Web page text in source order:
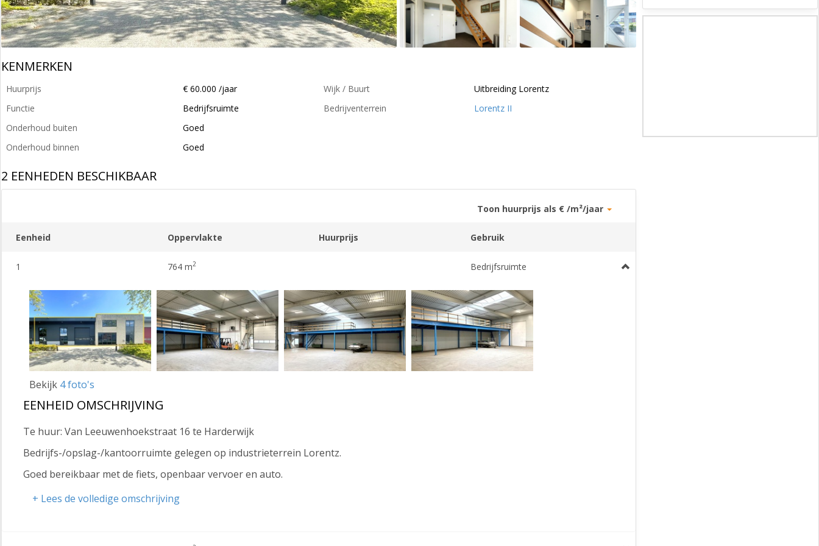
KENMERKEN
Huurprijs
€ 60.000 /jaar
Functie
Bedrijfsruimte
Onderhoud buiten
Goed
Onderhoud binnen
Goed
Wijk / Buurt
Uitbreiding Lorentz
Bedrijventerrein
Lorentz II
2 EENHEDEN BESCHIKBAAR
Toon huurprijs als € /m²/jaar
Eenheid Oppervlakte Huurprijs Gebruik
1 764 m2 Bedrijfsruimte
Bekijk 4 foto's
EENHEID OMSCHRIJVING
Te huur: Van Leeuwenhoekstraat 16 te Harderwijk
Bedrijfs-/opslag-/kantoorruimte gelegen op industrieterrein Lorentz.
Goed bereikbaar met de fiets, openbaar vervoer en auto.
VERHUURBARE VLOEROPPERVLAKTE
+ Lees de volledige omschrijving